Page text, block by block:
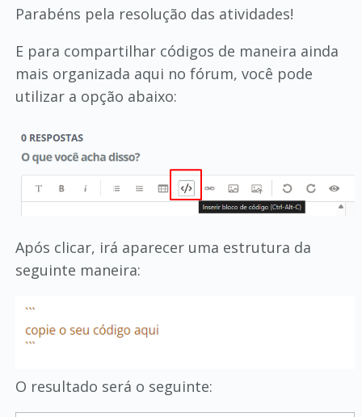
Parabéns pela resolução das atividades!
E para compartilhar códigos de maneira ainda
mais organizada aqui no fórum, você pode
utilizar a opção abaixo:
Após clicar, irá aparecer uma estrutura da
seguinte maneira:
O resultado será o seguinte: